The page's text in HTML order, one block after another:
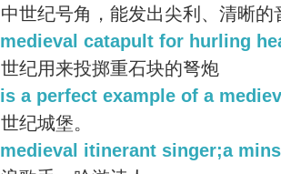
世纪号角，能发出尖利、清晰的
catapult for hurling
纪用来投掷重石块的弩炮
a perfect example of a
纪城堡。
itinerant singer;a